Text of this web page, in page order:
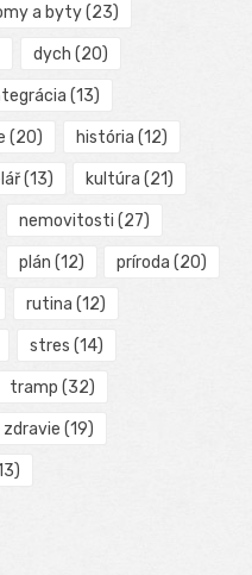
a byty(23)
dych (20)
(13)
(20) história (12)
(13) kultúra (21)
nemovitosti (27)
plán (12) príroda (20)
rutina (12)
stres (14)
tramp (32)
zdravie (19)